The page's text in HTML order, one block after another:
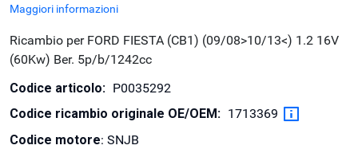
Maggiori informazioni
Ricambio per FORD FIESTA (CB1) (09/08>10/13<) 1.2 16V
(60Kw) Ber. 5p/b/1242cc
Codice articolo: P0035292
Codice ricambio originale OE/OEM: 1713369
Codice motore: SNJB